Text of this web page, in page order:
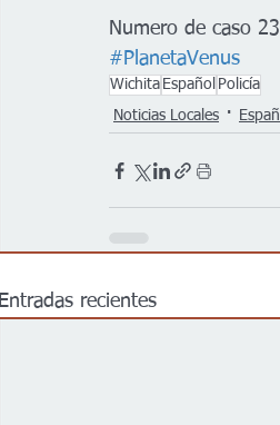
Numero de caso
#PlanetaVenus
Wichita Español Policía
Noticias Locales
Entradas recientes